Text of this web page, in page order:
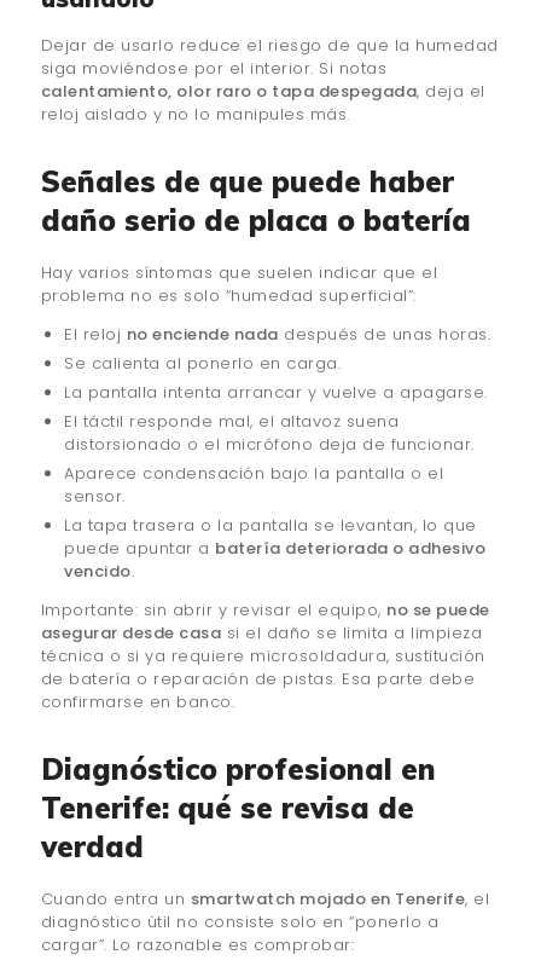
Dejar de usarlo reduce el riesgo de que la humedad
siga moviéndose por el interior. Si notas
calentamiento, olor raro o tapa despegada, deja el
reloj aislado y no lo manipules más.
Señales de que puede haber
daño serio de placa o batería
Hay varios síntomas que suelen indicar que el
problema no es solo “humedad superficial”:
El reloj no enciende nada después de unas horas.
Se calienta al ponerlo en carga.
La pantalla intenta arrancar y vuelve a apagarse.
El táctil responde mal, el altavoz suena
distorsionado o el micrófono deja de funcionar.
Aparece condensación bajo la pantalla o el
sensor.
La tapa trasera o la pantalla se levantan, lo que
puede apuntar a batería deteriorada o adhesivo
vencido.
Importante: sin abrir y revisar el equipo, no se puede
asegurar desde casa si el daño se limita a limpieza
técnica o si ya requiere microsoldadura, sustitución
de batería o reparación de pistas. Esa parte debe
confirmarse en banco.
Diagnóstico profesional en
Tenerife: qué se revisa de
verdad
Cuando entra un smartwatch mojado en Tenerife, el
diagnóstico útil no consiste solo en “ponerlo a
cargar”. Lo razonable es comprobar: